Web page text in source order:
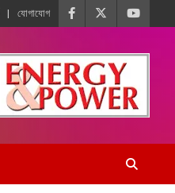
যোগাযোগ